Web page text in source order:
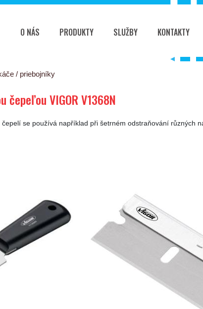
O NÁS PRODUKTY SLUŽBY KONTAKTY
/ priebojníky
VIGOR V1368N
VIGOR V1368N
se používá například při šetrném odstraňování různých